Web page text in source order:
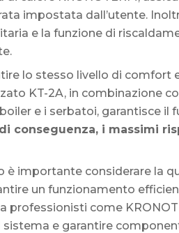
impostata dall’utente.
e la funzione di
lo stesso livello di comfort
KT-2A, in combinazione
e i serbatoi, garantisce il
conseguenza, i massimi
è importante considerare la
un funzionamento
professionisti come
sistema e garantire